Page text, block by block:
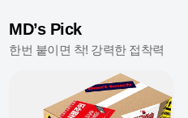
엑스트라 매쉬멜로우
미니배너 임시 생산 중
MD’s Pick
한번 붙이면 착! 강력한 접착력